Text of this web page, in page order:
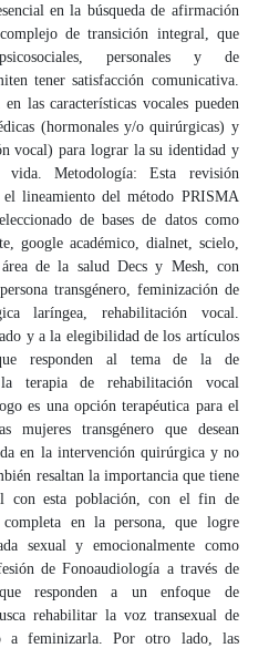
en la búsqueda de afirmación
de transición integral, que
personales y de
tener satisfacción comunicativa.
las características vocales pueden
(hormonales y/o quirúrgicas) y
vocal) para lograr la su identidad y
vida. Metodología: Esta revisión
el lineamiento del método PRISMA
de bases de datos como
google académico, dialnet, scielo,
de la salud Decs y Mesh, con
transgénero, feminización de
laríngea, rehabilitación vocal.
y a la elegibilidad de los artículos
responden al tema de la de
terapia de rehabilitación vocal
es una opción terapéutica para el
transgénero que desean
en la intervención quirúrgica y no
resaltan la importancia que tiene
con esta población, con el fin de
en la persona, que logre
sexual y emocionalmente como
de Fonoaudiología a través de
responden a un enfoque de
rehabilitar la voz transexual de
a feminizarla. Por otro lado, las